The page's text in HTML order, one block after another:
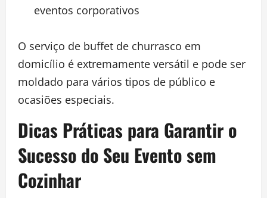
eventos corporativos
O serviço de buffet de churrasco em
domicílio é extremamente versátil e pode ser
moldado para vários tipos de público e
ocasiões especiais.
Dicas Práticas para Garantir o
Sucesso do Seu Evento sem
Cozinhar